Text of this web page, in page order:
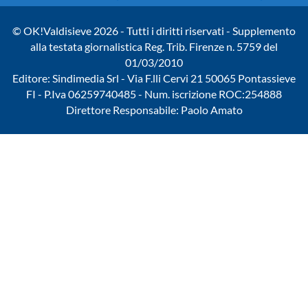
© OK!Valdisieve 2026 - Tutti i diritti riservati - Supplemento
alla testata giornalistica Reg. Trib. Firenze n. 5759 del
01/03/2010
Editore: Sindimedia Srl - Via F.lli Cervi 21 50065 Pontassieve
FI - P.Iva 06259740485 - Num. iscrizione ROC:254888
Direttore Responsabile: Paolo Amato